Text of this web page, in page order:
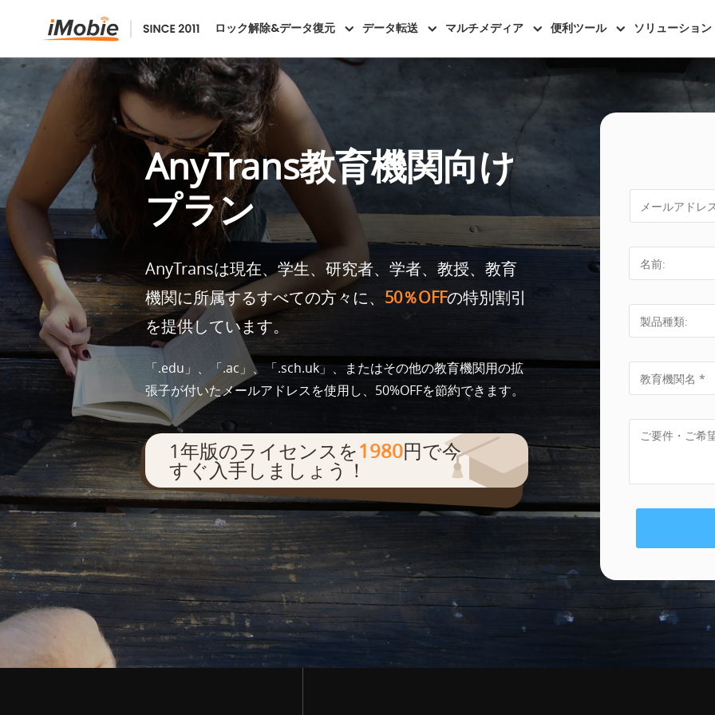
ロック解除&データ復元 データ転送 マルチメディア 便利ツール ソリューション
AnyTrans教育機関向け
プラン
AnyTransは現在、学生、研究者、学者、教授、教育
機関に所属するすべての方々に、 50％OFFの特別割引
を提供しています。
「.edu」、「.ac」、「.sch.uk」、またはその他の教育機関用の拡
張子が付いたメールアドレスを使用し、50%OFFを節約できます。
1年版のライセンスを1980円で今
すぐ入手しましょう！